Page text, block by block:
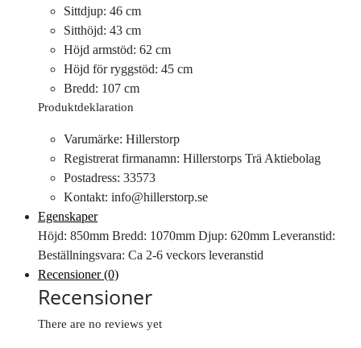
Sittdjup: 46 cm
Sitthöjd: 43 cm
Höjd armstöd: 62 cm
Höjd för ryggstöd: 45 cm
Bredd: 107 cm
Produktdeklaration
Varumärke: Hillerstorp
Registrerat firmanamn: Hillerstorps Trä Aktiebolag
Postadress: 33573
Kontakt: info@hillerstorp.se
Egenskaper
Höjd: 850mm Bredd: 1070mm Djup: 620mm Leveranstid:
Beställningsvara: Ca 2-6 veckors leveranstid
Recensioner (0)
Recensioner
There are no reviews yet